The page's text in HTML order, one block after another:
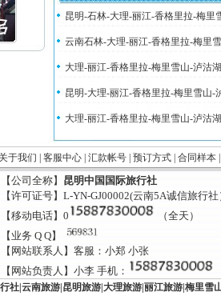
昆明-石林-大理-丽江-香格里拉-梅里
云南石林-大理-丽江-香格里拉-梅里
大理-丽江-香格里拉-梅里雪山-泸沽
昆明-大理-丽江-香格里拉-梅里雪山-
大理-丽江-香格里拉-梅里雪山-泸沽
关于我们 客服中心| 汇款帐号| 预订方式| 合同样本
【公司全称】 昆明中国国际旅行社
【许可证号】L-YN-GJ00002(云南5A诚信旅行社
【移动电话】0
（全天）
【业务 Q Q】
【网站联系人】客服：小郑 小张
【网站负责人】小李 手机：
社| 云南旅游| 昆明旅游| 大理旅游| 丽江旅游| 梅里雪